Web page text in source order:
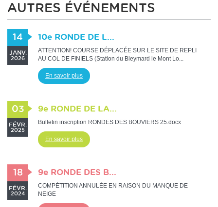
AUTRES ÉVÉNEMENTS
14
JANV.
2026
10e RONDE DE L...
ATTENTION! COURSE DÉPLACÉE SUR LE SITE DE REPLI
AU COL DE FINIELS (Station du Bleymard le Mont Lo...
En savoir plus
03
FÉVR.
2025
9e RONDE DE LA...
Bulletin inscription RONDES DES BOUVIERS 25.docx
En savoir plus
18
FÉVR.
2024
9e RONDE DES B...
COMPÉTITION ANNULÉE EN RAISON DU MANQUE DE
NEIGE